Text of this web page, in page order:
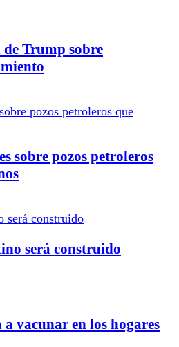
Trump sobre
sobre pozos petroleros
será construido
vacunar en los hogares